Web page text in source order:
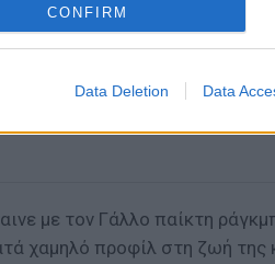
CONFIRM
Data Deletion Data
με τον Γάλλο παίκτη
χαμηλό προφίλ στη ζωή της